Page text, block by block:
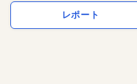
レポート